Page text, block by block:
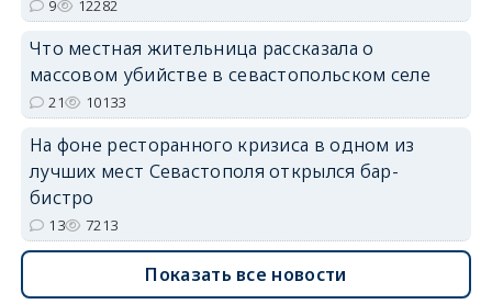
9 12282
Что местная жительница рассказала о
массовом убийстве в севастопольском селе
21 10133
На фоне ресторанного кризиса в одном из
лучших мест Севастополя открылся бар-
бистро
13 7213
Показать все новости